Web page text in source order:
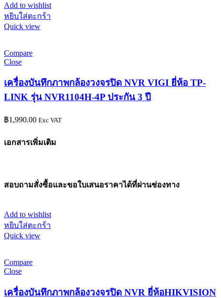
Add to wishlist
หยิบใส่ตะกร้า
Quick view
Compare
Close
เครื่องบันทึกภาพกล้องวงจรปิด NVR VIGI ยี่ห้อ TP-
LINK รุ่น NVR1104H-4P ประกัน 3 ปี
฿1,990.00 Exc VAT
เอกสารเพิ่มเติม
สอบถามสั่งซื้อและขอใบเสนอราคาได้ที่ผ่านช่องทาง
Add to wishlist
หยิบใส่ตะกร้า
Quick view
Compare
Close
เครื่องบันทึกภาพกล้องวงจรปิด NVR ยี่ห้อHIKVISION